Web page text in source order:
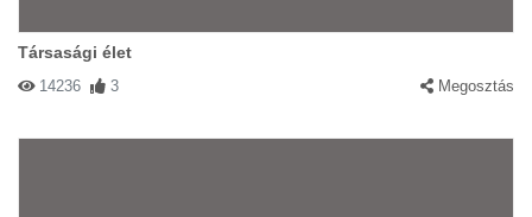
Társasági élet
14236 3 Megosztás